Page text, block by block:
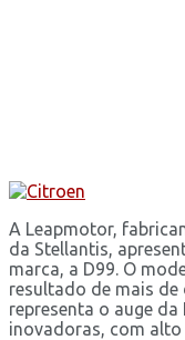
A Leapmotor,
da Stellantis,
marca, a D99. O
resultado de mais de
representa o auge
inovadoras, com